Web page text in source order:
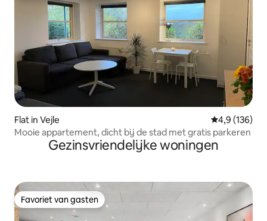
Flat in Vejle Gemiddelde
4,9 (136)
Mooie appartement, dicht bij de stad met gratis parkeren
Gezinsvriendelijke woningen
Favoriet van gasten
Favoriet van gasten